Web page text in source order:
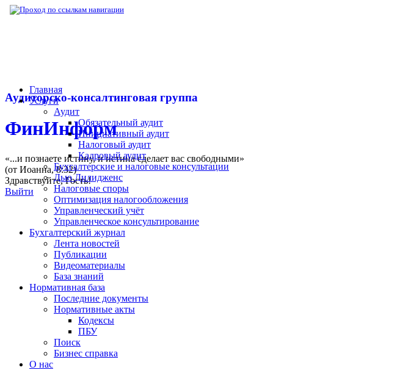
Аудиторско-консалтинговая группа
ФинИнформ
«...и познаете истину, и истина сделает вас свободными»
(от Иоанна, 8:32)
Здравствуйте,Гость!
Выйти
Главная
Услуги
Аудит
Обязательный аудит
Инициативный аудит
Налоговый аудит
Кадровый аудит
Бухгалтерские и налоговые консультации
Дью Дилидженс
Налоговые споры
Оптимизация налогообложения
Управленческий учёт
Управленческое консультирование
Бухгалтерский журнал
Лента новостей
Публикации
Видеоматериалы
База знаний
Нормативная база
Последние документы
Нормативные акты
Кодексы
ПБУ
Поиск
Бизнес справка
О нас